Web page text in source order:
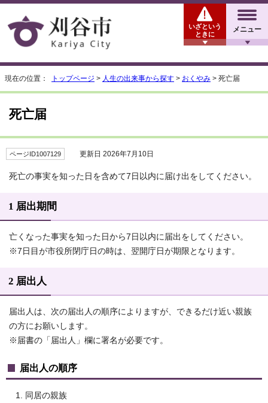
メニュー
いざという
ときに
現在の位置： トップページ > 人生の出来事から探す > おくやみ > 死亡届
死亡届
ページID1007129 更新日 2026年7月10日
死亡の事実を知った日を含めて7日以内に届け出をしてください。
1 届出期間
亡くなった事実を知った日から7日以内に届出をしてください。
※7日目が市役所閉庁日の時は、翌開庁日が期限となります。
2 届出人
届出人は、次の届出人の順序によりますが、できるだけ近い親族
の方にお願いします。
※届書の「届出人」欄に署名が必要です。
届出人の順序
同居の親族